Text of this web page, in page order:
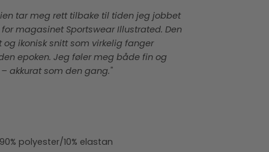
tar meg rett tilbake til tiden jeg jobbet
magasinet Sportswear Illustrated. Den
og ikonisk snitt som virkelig fanger
epoken. Jeg føler meg både fin og
akkurat som den gang."
polyester/10% elastan